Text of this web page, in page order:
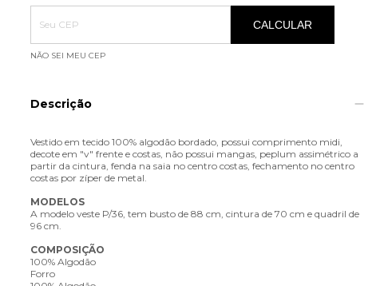
Entregas para o CEP:
ALTERAR CEP
CALCULAR
NÃO SEI MEU CEP
Descrição
Vestido em tecido 100% algodão bordado, possui comprimento midi,
decote em "v" frente e costas, não possui mangas, peplum assimétrico a
partir da cintura, fenda na saia no centro costas, fechamento no centro
costas por zíper de metal.
MODELOS
A modelo veste P/36, tem busto de 88 cm, cintura de 70 cm e quadril de
96 cm.
COMPOSIÇÃO
100% Algodão
Forro